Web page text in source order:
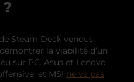
Steam Deck vendus,
la viabilité d’un
sur PC. Asus et Lenovo
et MSI ne va pas